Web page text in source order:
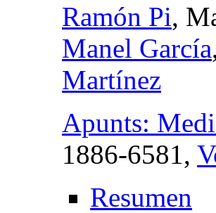
Ramón Pi,
Manel García
Martínez
Apunts:
1886-6581,
Resumen